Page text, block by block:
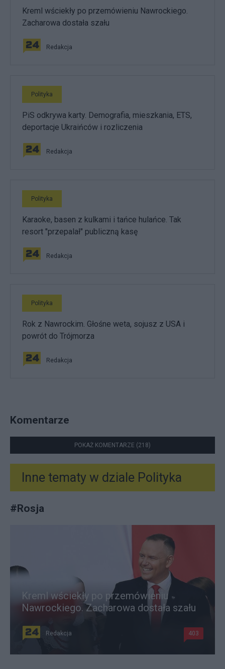
Kreml wściekły po przemówieniu Nawrockiego.
Zacharowa dostała szału
Redakcja
Polityka
PiS odkrywa karty. Demografia, mieszkania, ETS,
deportacje Ukraińców i rozliczenia
Redakcja
Polityka
Karaoke, basen z kulkami i tańce hulańce. Tak
resort "przepalał" publiczną kasę
Redakcja
Polityka
Rok z Nawrockim. Głośne weta, sojusz z USA i
powrót do Trójmorza
Redakcja
Komentarze
POKAŻ KOMENTARZE (218)
Inne tematy w dziale Polityka
#Rosja
Kreml wściekły po przemówieniu
Nawrockiego. Zacharowa dostała szału
Redakcja 403